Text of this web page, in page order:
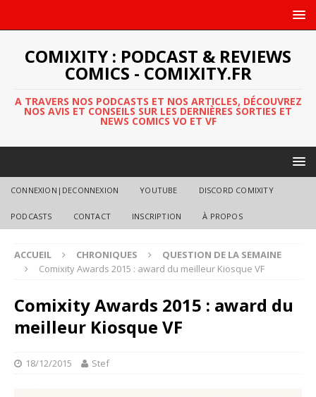
COMIXITY : PODCAST & REVIEWS
COMICS - COMIXITY.FR
A TRAVERS NOS PODCASTS ET NOS ARTICLES, DÉCOUVREZ
NOS AVIS ET CONSEILS SUR LES DERNIÈRES SORTIES ET
NEWS COMICS VO ET VF
CONNEXION|DECONNEXION YOUTUBE DISCORD COMIXITY
PODCASTS CONTACT INSCRIPTION À PROPOS
ACCUEIL CHRONIQUES
QUESTION DE LA SEMAINE
Comixity Awards 2015 : award du meilleur Kiosque VF
Comixity Awards 2015 : award du
meilleur Kiosque VF
18/12/2015 Stef